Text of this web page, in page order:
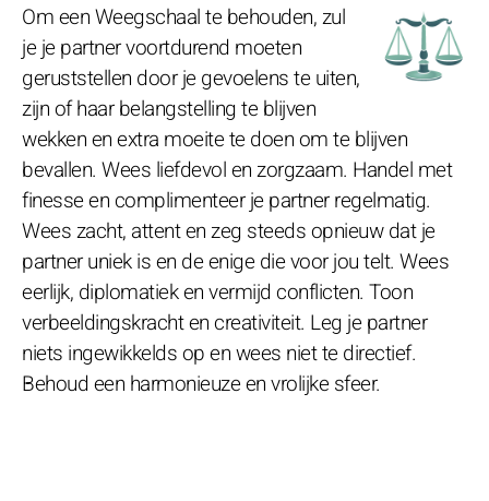
Om een Weegschaal te behouden, zul
je je partner voortdurend moeten
geruststellen door je gevoelens te uiten,
zijn of haar belangstelling te blijven
wekken en extra moeite te doen om te blijven
bevallen. Wees liefdevol en zorgzaam. Handel met
finesse en complimenteer je partner regelmatig.
Wees zacht, attent en zeg steeds opnieuw dat je
partner uniek is en de enige die voor jou telt. Wees
eerlijk, diplomatiek en vermijd conflicten. Toon
verbeeldingskracht en creativiteit. Leg je partner
niets ingewikkelds op en wees niet te directief.
Behoud een harmonieuze en vrolijke sfeer.